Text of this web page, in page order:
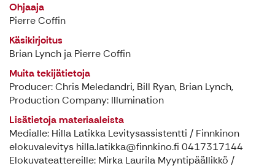
Ohjaaja
Pierre Coffin
Käsikirjoitus
Brian Lynch ja Pierre Coffin
Muita tekijätietoja
Producer: Chris Meledandri, Bill Ryan, Brian Lynch,
Production Company: Illumination
Lisätietoja materiaaleista
Medialle: Hilla Latikka Levitysassistentti / Finnkinon
elokuvalevitys hilla.latikka@finnkino.fi 0417317144
Elokuvateattereille: Mirka Laurila Myyntipäällikkö /